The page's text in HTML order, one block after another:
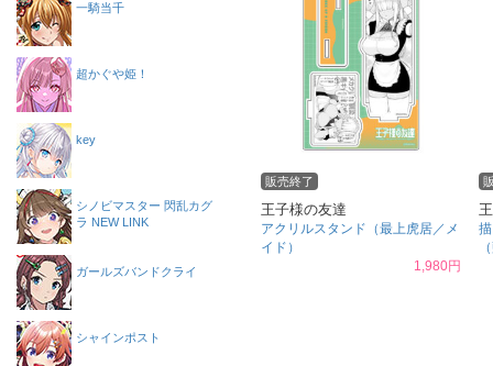
販売終了
王子様の友達
アクリルスタンド（最上虎居／メ
イド）
1,980円
一騎当千
超かぐや姫！
key
シノビマスター 閃乱カグ
ラ NEW LINK
ガールズバンドクライ
シャインポスト